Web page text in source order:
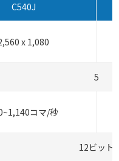
C540J
x 1,080
5
コマ/秒
12ビット